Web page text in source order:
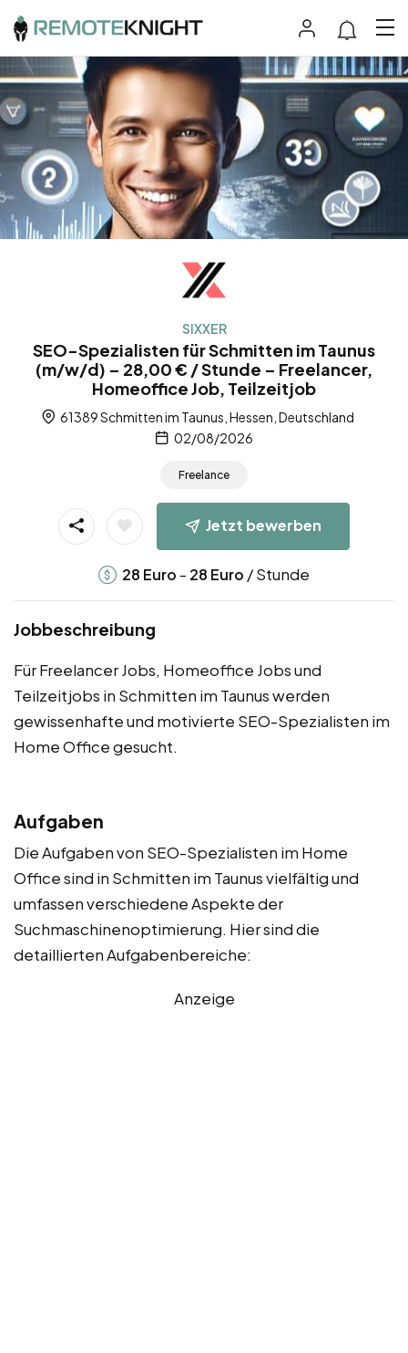
SIXXER
SEO-Spezialisten für Schmitten im Taunus
(m/w/d) – 28,00 € / Stunde – Freelancer,
Homeoffice Job, Teilzeitjob
61389 Schmitten im Taunus, Hessen, Deutschland
02/08/2026
Freelance
Jetzt bewerben
28 Euro - 28 Euro / Stunde
Jobbeschreibung
Für Freelancer Jobs, Homeoffice Jobs und
Teilzeitjobs in Schmitten im Taunus werden
gewissenhafte und motivierte SEO-Spezialisten im
Home Office gesucht.
Aufgaben
Die Aufgaben von SEO-Spezialisten im Home
Office sind in Schmitten im Taunus vielfältig und
umfassen verschiedene Aspekte der
Suchmaschinenoptimierung. Hier sind die
detaillierten Aufgabenbereiche:
Anzeige